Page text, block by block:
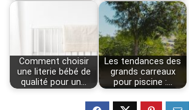
Comment choisir
une literie bébé de
qualité pour un…
Les tendances des
grands carreaux
pour piscine :…